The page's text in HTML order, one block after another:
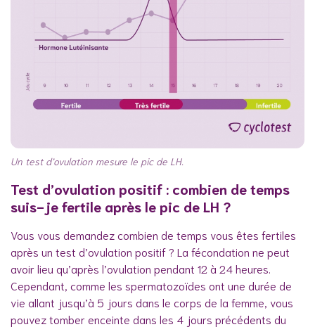
Un test d’ovulation mesure le pic de LH.
Test d’ovulation positif : combien de temps
suis-je fertile après le pic de LH ?
Vous vous demandez combien de temps vous êtes fertiles
après un test d’ovulation positif ? La fécondation ne peut
avoir lieu qu’après l’ovulation pendant 12 à 24 heures.
Cependant, comme les spermatozoïdes ont une durée de
vie allant jusqu’à 5 jours dans le corps de la femme, vous
pouvez tomber enceinte dans les 4 jours précédents du